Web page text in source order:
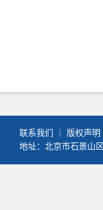
联系我们 版权声明
地址：北京市石景山